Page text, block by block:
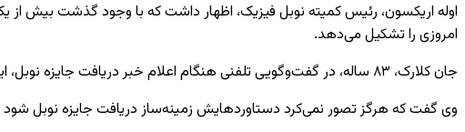
اوله اریکسون، رئیس کمیته نوبل فیزیک، اظهار داشت که با وجود گذشت بیش
امروزی را تشکیل می‌دهد.
جان کلارک، ۸۳ ساله، در گفت‌وگویی تلفنی هنگام اعلام خبر دریافت جایزه نوبل، این موفقیت را بزرگ‌ترین شگفتی زندگی خود توصیف کرد.
وی گفت که هرگز تصور نمی‌کرد دستاوردهایش زمینه‌ساز دریافت جایزه نوبل شود